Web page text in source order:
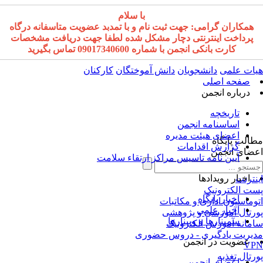
با سلام
همکاران گرامی: جهت ثبت نام و با تمدبد عضویت متاسفانه درگاه
پرداخت اینترنتی دچار مشکل شده لطفا جهت دریافت مشخصات
کارت بانکی انجمن با شماره 09017340600 تماس بگیرید
علمی دانشجویان دانش آموختگان کارکنان
صفحه اصلی
درباره انجمن
تاریخچه
اساسنامه انجمن
اعضای هیئت مدیره
گزارش اقدامات
آیین نامه تاسیس مراکز ارتقاء سلامت
اخبار رویدادها
اخبار پایگاه
اخبار علمی
سمینارها و وبینارها
عضویت در انجمن
پایگاه
انجمن
الکترونیک
اداری و مکاتبات
آموزشی و پژوهشی
آموزش الکترونیک
یادگیری - دروس حضوری
تغذیه